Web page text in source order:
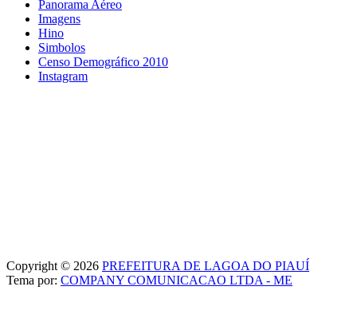
Panorama Aéreo
Imagens
Hino
Simbolos
Censo Demográfico 2010
Instagram
Copyright © 2026 PREFEITURA DE LAGOA DO PIAUÍ
Tema por: COMPANY COMUNICACAO LTDA - ME